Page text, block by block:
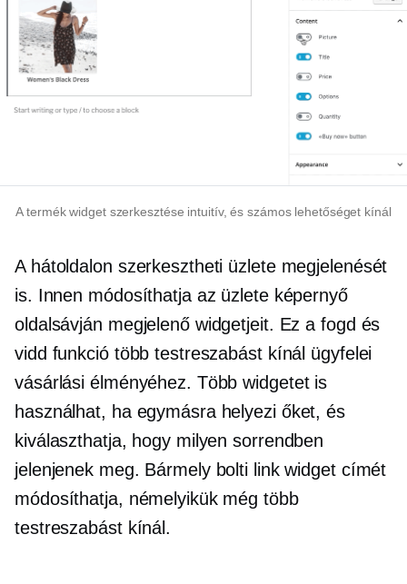
A termék widget szerkesztése intuitív, és számos lehetőséget kínál
A hátoldalon szerkesztheti üzlete megjelenését
is. Innen módosíthatja az üzlete képernyő
oldalsávján megjelenő widgetjeit. Ez a fogd és
vidd funkció több testreszabást kínál ügyfelei
vásárlási élményéhez. Több widgetet is
használhat, ha egymásra helyezi őket, és
kiválaszthatja, hogy milyen sorrendben
jelenjenek meg. Bármely bolti link widget címét
módosíthatja, némelyikük még több
testreszabást kínál.